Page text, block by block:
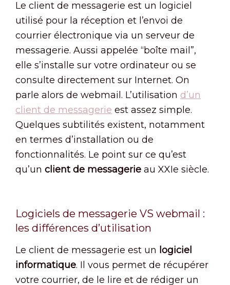
Le client de messagerie est un logiciel
utilisé pour la réception et l’envoi de
courrier électronique via un serveur de
messagerie. Aussi appelée “boîte mail”,
elle s’installe sur votre ordinateur ou se
consulte directement sur Internet. On
parle alors de webmail. L’utilisation d’un
client de messagerie est assez simple.
Quelques subtilités existent, notamment
en termes d’installation ou de
fonctionnalités. Le point sur ce qu’est
qu’un client de messagerie au XXIe siècle.
Logiciels de messagerie VS webmail :
les différences d’utilisation
Le client de messagerie est un logiciel
informatique. Il vous permet de récupérer
votre courrier, de le lire et de rédiger un